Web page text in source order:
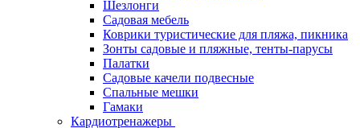
Шезлонги
Садовая мебель
Коврики туристические для пляжа, пикника
Зонты садовые и пляжные, тенты-парусы
Палатки
Садовые качели подвесные
Спальные мешки
Гамаки
Кардиотренажеры